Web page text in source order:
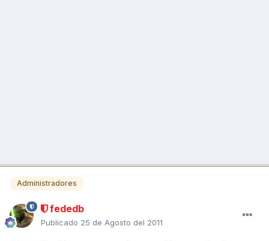
Administradores
fededb
Publicado 25 de Agosto del 2011